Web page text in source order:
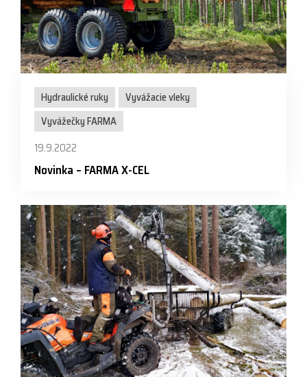
Hydraulické ruky
Vyvážacie vleky
Vyvážečky FARMA
19.9.2022
Novinka – FARMA X-CEL